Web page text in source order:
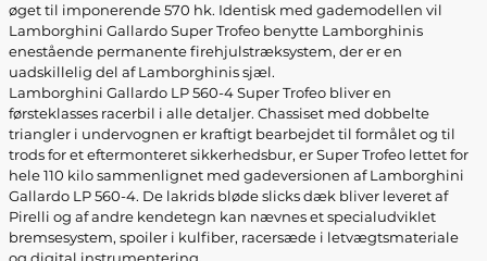
øget til imponerende 570 hk. Identisk med gademodellen vil
Lamborghini Gallardo Super Trofeo benytte Lamborghinis
enestående permanente firehjulstræksystem, der er en
uadskillelig del af Lamborghinis sjæl.
Lamborghini Gallardo LP 560-4 Super Trofeo bliver en
førsteklasses racerbil i alle detaljer. Chassiset med dobbelte
triangler i undervognen er kraftigt bearbejdet til formålet og til
trods for et eftermonteret sikkerhedsbur, er Super Trofeo lettet for
hele 110 kilo sammenlignet med gadeversionen af Lamborghini
Gallardo LP 560-4. De lakrids bløde slicks dæk bliver leveret af
Pirelli og af andre kendetegn kan nævnes et specialudviklet
bremsesystem, spoiler i kulfiber, racersæde i letvægtsmateriale